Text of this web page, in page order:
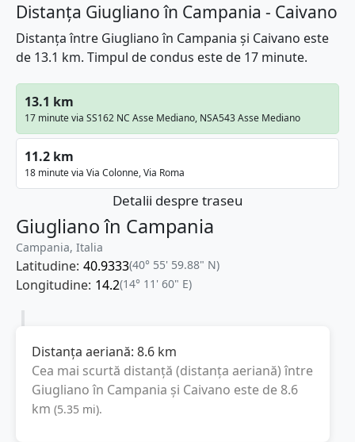
Distanța Giugliano în Campania - Caivano
Distanța între Giugliano în Campania și Caivano este
de 13.1 km. Timpul de condus este de 17 minute.
13.1 km
17 minute via SS162 NC Asse Mediano, NSA543 Asse Mediano
11.2 km
18 minute via Via Colonne, Via Roma
Detalii despre traseu
Giugliano în Campania
Campania, Italia
Latitudine: 40.9333(40° 55' 59.88" N)
Longitudine: 14.2(14° 11' 60" E)
Distanța aeriană: 8.6 km
Cea mai scurtă distanță (distanța aeriană) între
Giugliano în Campania și Caivano este de 8.6
km (5.35 mi).